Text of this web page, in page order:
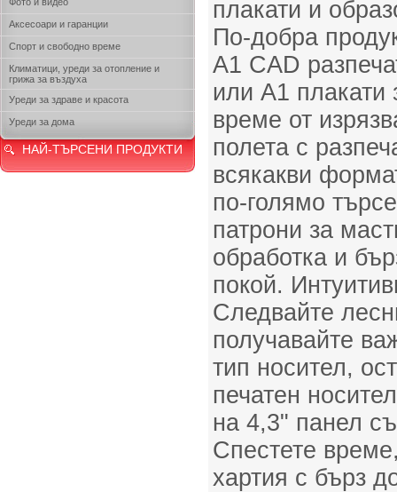
Аксесоари и гаранции
Спорт и свободно време
Климатици, уреди за отопление и
грижа за въздуха
Уреди за здраве и красота
Уреди за дома
НАЙ-ТЪРСЕНИ ПРОДУКТИ
плакати и
По-добра
A1 CAD
или A1 плaкати
време от
полета с
всякакви
по-голямо
патрони за
обработка и
покой.
Следвайте
получавайте
тип носител,
печатен
на 4,3" панел
Спестете
хартия с бърз